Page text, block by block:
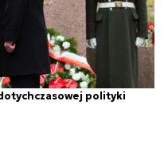
polityki